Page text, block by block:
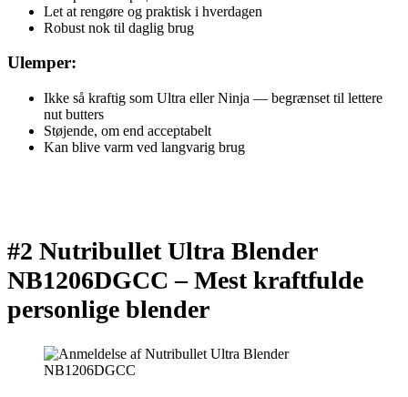
Let at rengøre og praktisk i hverdagen
Robust nok til daglig brug
Ulemper:
Ikke så kraftig som Ultra eller Ninja — begrænset til lettere
nut butters
Støjende, om end acceptabelt
Kan blive varm ved langvarig brug
#2 Nutribullet Ultra Blender
NB1206DGCC –Mest kraftfulde
personlige blender